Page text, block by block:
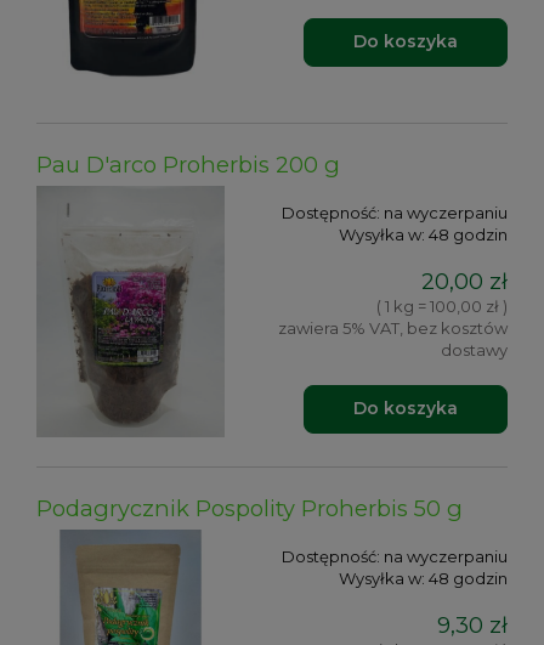
Do koszyka
Pau D'arco Proherbis 200 g
Dostępność: na wyczerpaniu
Wysyłka w: 48 godzin
20,00 zł
( 1 kg = 100,00 zł )
zawiera 5% VAT, bez kosztów
dostawy
Do koszyka
Podagrycznik Pospolity Proherbis 50 g
Dostępność: na wyczerpaniu
Wysyłka w: 48 godzin
9,30 zł